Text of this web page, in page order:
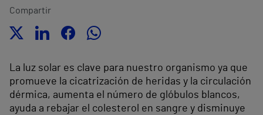
Compartir
La luz solar es clave para nuestro organismo ya que
promueve la cicatrización de heridas y la circulación
dérmica, aumenta el número de glóbulos blancos,
ayuda a rebajar el colesterol en sangre y disminuye